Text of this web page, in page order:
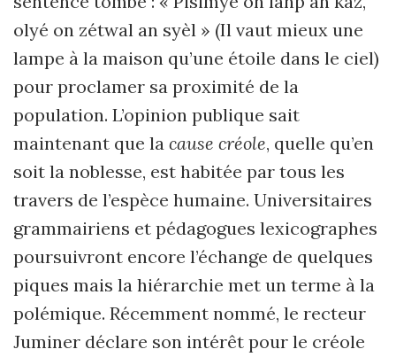
olyé on zétwal an syèl » (Il vaut mieux une
lampe à la maison qu’une étoile dans le ciel)
pour proclamer sa proximité de la
population. L’opinion publique sait
maintenant que la cause créole, quelle qu’en
soit la noblesse, est habitée par tous les
travers de l’espèce humaine. Universitaires
grammairiens et pédagogues lexicographes
poursuivront encore l’échange de quelques
piques mais la hiérarchie met un terme à la
polémique. Récemment nommé, le recteur
Juminer déclare son intérêt pour le créole